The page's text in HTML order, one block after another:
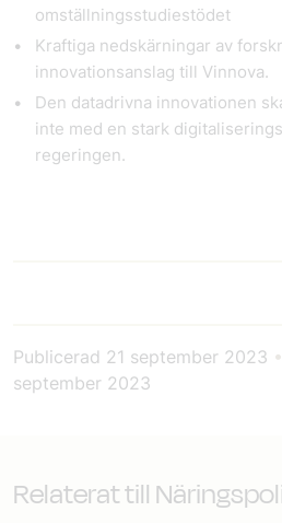
omställningsstudiestödet
Kraftiga nedskärningar av
innovationsanslag till Vinnova.
Den datadrivna innovationen
inte med en stark
regeringen.
Publicerad 21 september 2023 •
september 2023
Relaterat till